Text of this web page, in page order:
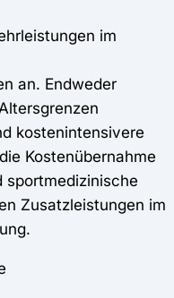
im
an. Endweder
kostenintensivere
Kostenübernahme
Zusatzleistungen im